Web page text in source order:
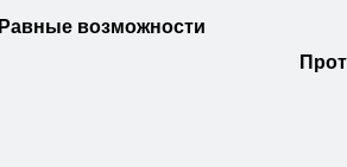
Равные возможности